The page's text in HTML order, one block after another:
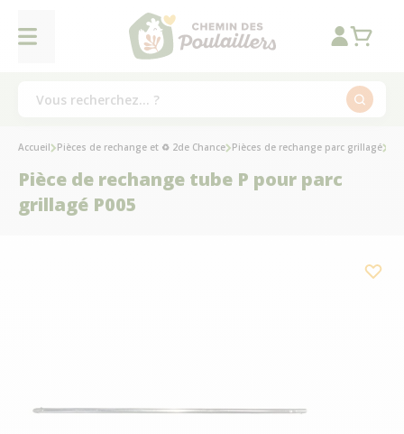
Accueil Pièces de rechange et ♻ 2de Chance Pièces de rechange parc grillagé
Pièce de rechange tube P pour parc
grillagé P005